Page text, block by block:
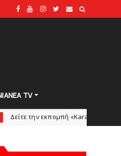
TV
εκπομπή «Kara Talks» (video)